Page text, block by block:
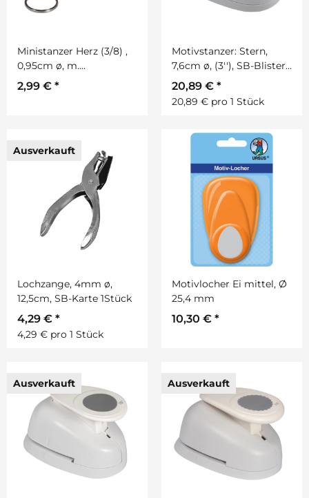
Ministanzer Herz (3/8) ,
0,95cm ø, m.
Schlüsselanhänger
2,99 € *
Motivstanzer: Stern,
7,6cm ø, (3''), SB-Blister
1Stück
20,89 € *
20,89 € pro 1 Stück
Ausverkauft
Lochzange, 4mm ø,
12,5cm, SB-Karte 1Stück
4,29 € *
4,29 € pro 1 Stück
Motivlocher Ei mittel, Ø
25,4 mm
10,30 € *
Ausverkauft Ausverkauft